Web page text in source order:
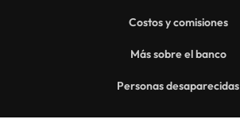
Costos y comisiones
Más sobre el banco
Personas desaparecidas